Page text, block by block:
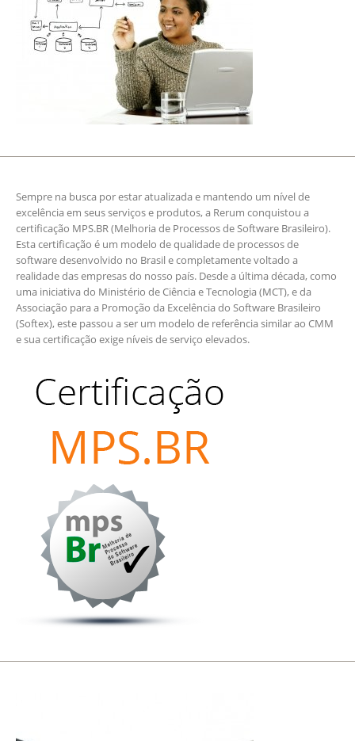
Sempre na busca por estar atualizada e mantendo um nível de
excelência em seus serviços e produtos, a Rerum conquistou a
certificação MPS.BR (Melhoria de Processos de Software Brasileiro).
Esta certificação é um modelo de qualidade de processos de
software desenvolvido no Brasil e completamente voltado a
realidade das empresas do nosso país. Desde a última década, como
uma iniciativa do Ministério de Ciência e Tecnologia (MCT), e da
Associação para a Promoção da Excelência do Software Brasileiro
(Softex), este passou a ser um modelo de referência similar ao CMM
e sua certificação exige níveis de serviço elevados.